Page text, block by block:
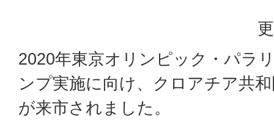
2020年東京オリンピック・パラ
ンプ実施に向け、クロアチア共
が来市されました。